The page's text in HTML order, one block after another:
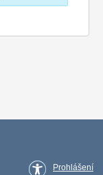
Prohlášení